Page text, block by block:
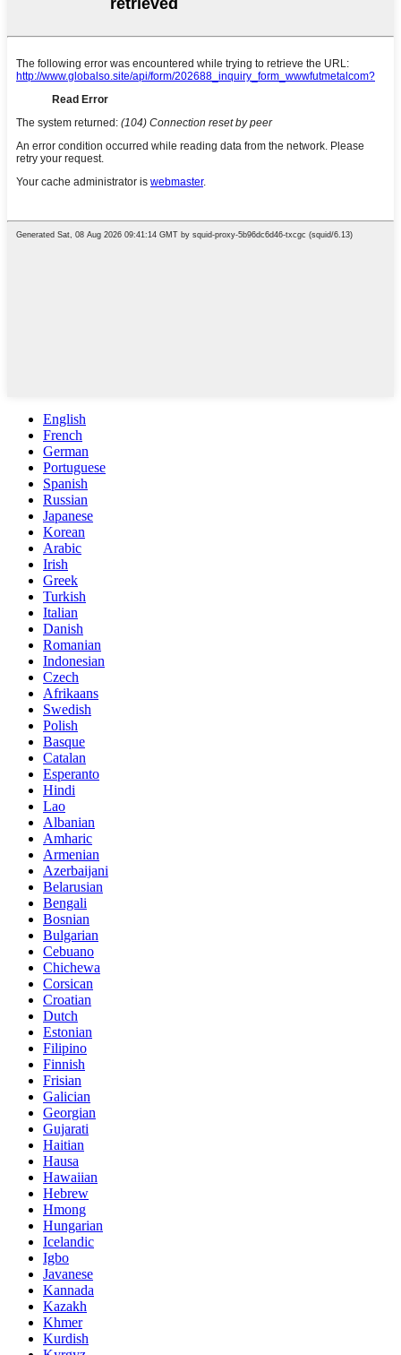
English
French
German
Portuguese
Spanish
Russian
Japanese
Korean
Arabic
Irish
Greek
Turkish
Italian
Danish
Romanian
Indonesian
Czech
Afrikaans
Swedish
Polish
Basque
Catalan
Esperanto
Hindi
Lao
Albanian
Amharic
Armenian
Azerbaijani
Belarusian
Bengali
Bosnian
Bulgarian
Cebuano
Chichewa
Corsican
Croatian
Dutch
Estonian
Filipino
Finnish
Frisian
Galician
Georgian
Gujarati
Haitian
Hausa
Hawaiian
Hebrew
Hmong
Hungarian
Icelandic
Igbo
Javanese
Kannada
Kazakh
Khmer
Kurdish